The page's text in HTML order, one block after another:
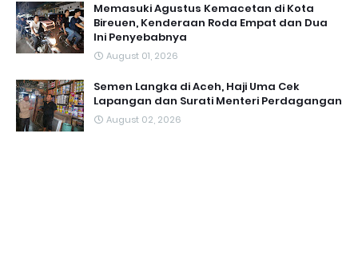
Memasuki Agustus Kemacetan di Kota
Bireuen, Kenderaan Roda Empat dan Dua
Ini Penyebabnya
August 01, 2026
Semen Langka di Aceh, Haji Uma Cek
Lapangan dan Surati Menteri Perdagangan
August 02, 2026